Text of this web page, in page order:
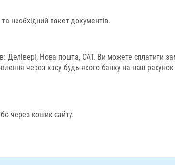
необхідний пакет документів.
Делівері, Нова пошта, САТ. Ви можете сплатити
через касу будь-якого банку на наш
через кошик сайту.